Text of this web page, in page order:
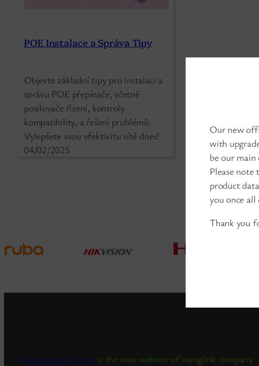
POE Instalace a Správa Tipy
Objevte základní tipy pro instalaci a
správu POE přepínače, včetně
posilovače řízení, kontroly
kompatibility, a řešení problémů.
Vylepšete svou efektivitu sítě dnes!
04/02/2025
www.wanglink.com is the new website of wanglink company
Our new
with
be our
Please
product
you once
Thank you